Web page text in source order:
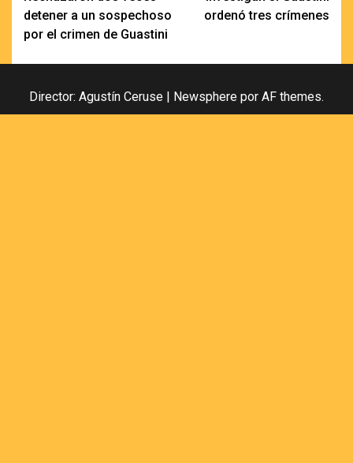
de
entradas
detener a un sospechoso
por el crimen de Guastini
ordenó tres crímenes
Director: Agustín Ceruse | Newsphere por AF themes.